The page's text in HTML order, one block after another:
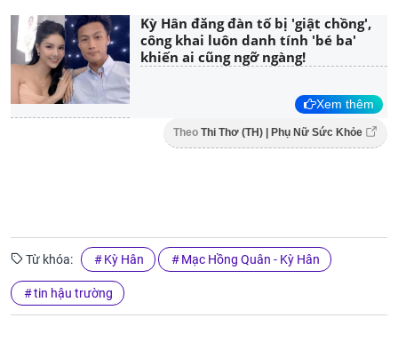
Kỳ Hân đăng đàn tố bị 'giật chồng',
công khai luôn danh tính 'bé ba'
khiến ai cũng ngỡ ngàng!
Xem thêm
Theo Thi Thơ (TH) | Phụ Nữ Sức Khỏe
Từ khóa: Kỳ Hân Mạc Hồng Quân - Kỳ Hân
tin hậu trường